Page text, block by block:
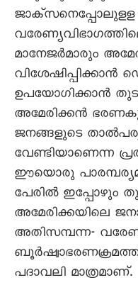
ജാക്സനെപ്പോലുളള
മാനേജർമാരും
വിശേഷിപ്പിക്കാൻ
ഉപയോഗിക്കാൻ
അമേരിക്കൻ
ജനങ്ങളുടെ
വേണ്ടിയാണെന്ന
ഈയൊരു
പേരിൽ ഇപ്പോഴും
അമേരിക്കയിലെ
അതിസമ്പന്ന-
പദാവലി മാത്രമാണ്.